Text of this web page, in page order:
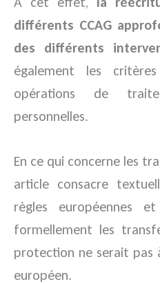
différents CCAG
des différents
également les
opérations de
personnelles.
En ce qui concerne les
article consacre
règles européennes
formellement les
protection ne serait pas
européen.